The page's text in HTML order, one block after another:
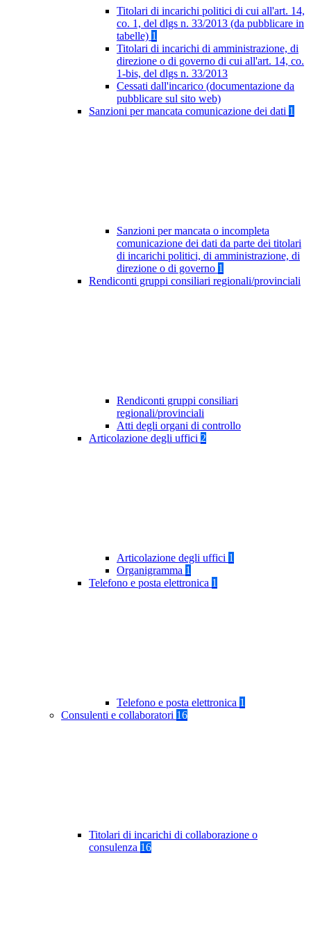
Titolari di incarichi politici di cui all'art. 14,
co. 1, del dlgs n. 33/2013 (da pubblicare in
tabelle) 1
Titolari di incarichi di amministrazione, di
direzione o di governo di cui all'art. 14, co.
1-bis, del dlgs n. 33/2013
Cessati dall'incarico (documentazione da
pubblicare sul sito web)
Sanzioni per mancata comunicazione dei dati 1
Sanzioni per mancata o incompleta
comunicazione dei dati da parte dei titolari
di incarichi politici, di amministrazione, di
direzione o di governo 1
Rendiconti gruppi consiliari regionali/provinciali
Rendiconti gruppi consiliari
regionali/provinciali
Atti degli organi di controllo
Articolazione degli uffici 2
Articolazione degli uffici 1
Organigramma 1
Telefono e posta elettronica 1
Telefono e posta elettronica 1
Consulenti e collaboratori 16
Titolari di incarichi di collaborazione o
consulenza 16